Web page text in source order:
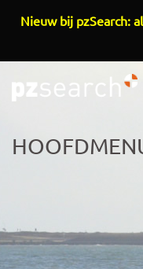
Overslaan en naar
Nieuw bij pzSearch: